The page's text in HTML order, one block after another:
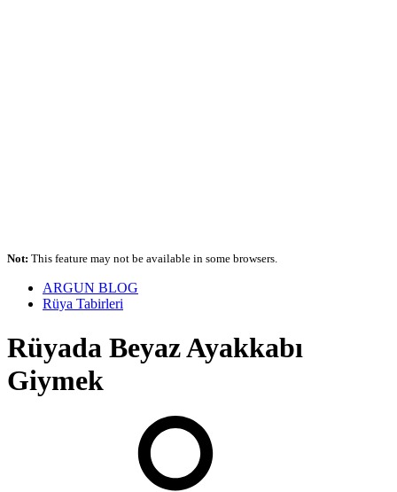
Not: This feature may not be available in some browsers.
ARGUN BLOG
Rüya Tabirleri
Rüyada Beyaz Ayakkabı
Giymek